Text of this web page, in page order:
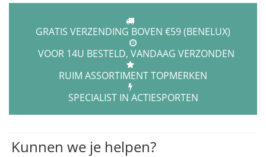
GRATIS VERZENDING BOVEN €59 (BENELUX)
VOOR 14U BESTELD, VANDAAG VERZONDEN
RUIM ASSORTIMENT TOPMERKEN
SPECIALIST IN ACTIESPORTEN
Kunnen we je helpen?